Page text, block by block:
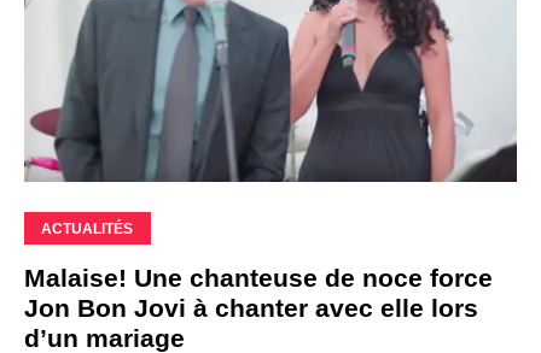
ACTUALITÉS
Malaise! Une chanteuse de noce force
Jon Bon Jovi à chanter avec elle lors
d’un mariage